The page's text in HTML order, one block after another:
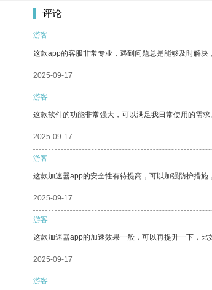
评论
游客
这款app的客服非常专业，遇到问题总是能够及时解决
2025-09-17
游客
这款软件的功能非常强大，可以满足我日常使用的需求
2025-09-17
游客
这款加速器app的安全性有待提高，可以加强防护措施
2025-09-17
游客
这款加速器app的加速效果一般，可以再提升一下，比
2025-09-17
游客